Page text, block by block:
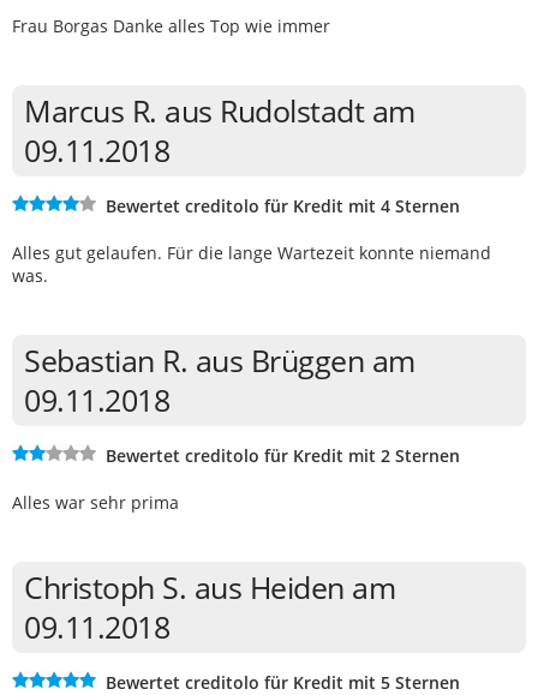
Frau Borgas Danke alles Top wie immer
Marcus R. aus Rudolstadt am
09.11.2018
Bewertet creditolo für Kredit mit 4 Sternen
Alles gut gelaufen. Für die lange Wartezeit konnte niemand
was.
Sebastian R. aus Brüggen am
09.11.2018
Bewertet creditolo für Kredit mit 2 Sternen
Alles war sehr prima
Christoph S. aus Heiden am
09.11.2018
Bewertet creditolo für Kredit mit 5 Sternen